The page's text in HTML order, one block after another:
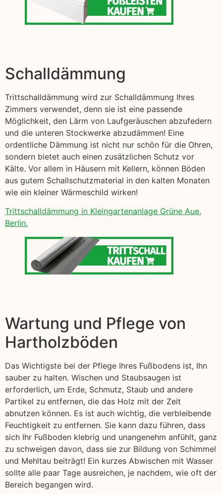
Schalldämmung
Trittschalldämmung wird zur Schalldämmung Ihres
Zimmers verwendet, denn sie ist eine passende
Möglichkeit, den Lärm von Laufgeräuschen abzufedern
und die unteren Stockwerke abzudämmen! Eine
ordentliche Dämmung ist nicht nur schön für die Ohren,
sondern bietet auch einen zusätzlichen Schutz vor
Kälte. Vor allem in Häusern mit Kellern, können Böden
aus gutem Schallschutzmaterial in den kalten Monaten
wie ein kleiner Wärmeschild wirken!
Trittschalldämmung in Kleingartenanlage Grüne Aue,
Berlin.
Wartung und Pflege von
Hartholzböden
Das Wichtigste bei der Pflege Ihres Fußbodens ist, Ihn
sauber zu halten. Wischen und Staubsaugen ist
erforderlich, um Erde, Schmutz, Staub und andere
Partikel zu entfernen, die das Holz mit der Zeit
abnutzen können. Es ist auch wichtig, die verbleibende
Feuchtigkeit zu entfernen. Sie kann dazu führen, dass
sich Ihr Fußboden klebrig und unangenehm anfühlt, ganz
zu schweigen davon, dass sie zur Bildung von Schimmel
und Mehltau beiträgt! Ein kurzes Abwischen mit Wasser
sollte alle paar Tage ausreichen, je nachdem, wie oft der
Bereich begangen wird.